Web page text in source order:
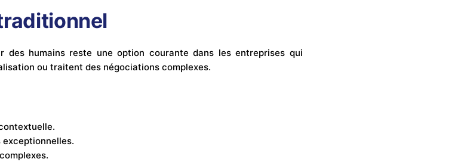
des humains reste une option courante dans les entreprises qui
ou traitent des négociations complexes.